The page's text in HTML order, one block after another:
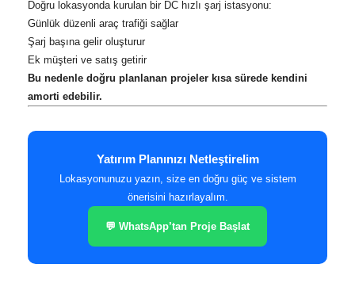
Doğru lokasyonda kurulan bir DC hızlı şarj istasyonu:
Günlük düzenli araç trafiği sağlar
Şarj başına gelir oluşturur
Ek müşteri ve satış getirir
Bu nedenle doğru planlanan projeler kısa sürede kendini
amorti edebilir.
Yatırım Planınızı Netleştirelim
Lokasyonunuzu yazın, size en doğru güç ve sistem
önerisini hazırlayalım.
💬 WhatsApp’tan Proje Başlat